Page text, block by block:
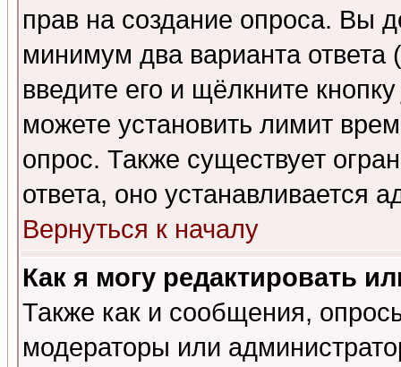
прав на создание опроса. Вы
минимум два варианта ответа
введите его и щёлкните
можете установить лимит
опрос. Также существует
ответа, оно устанавливается
Вернуться к началу
Как я могу редактировать
Также как и сообщения,
модераторы или